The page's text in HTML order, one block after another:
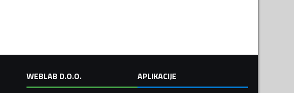
WEBLAB D.O.O.
APLIKACIJE